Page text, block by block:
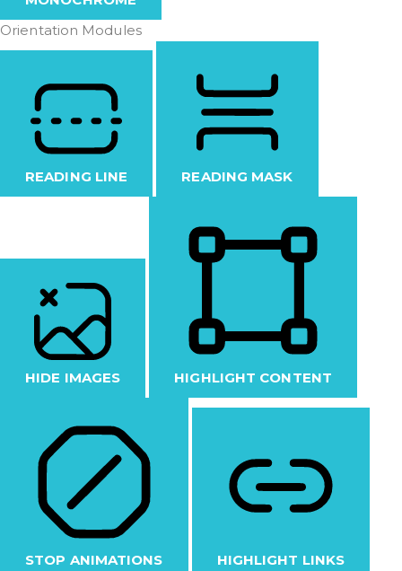
Orientation Modules
READING LINE READING MASK
HIDE IMAGES HIGHLIGHT CONTENT
STOP ANIMATIONS HIGHLIGHT LINKS